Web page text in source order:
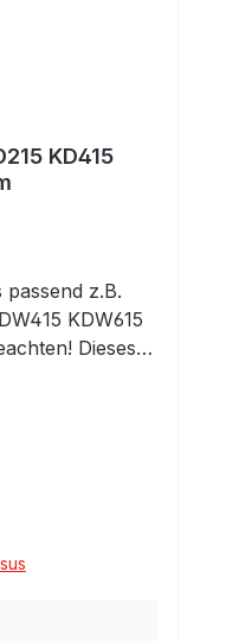
KD415
passend z.B.
KDW615
Dieses